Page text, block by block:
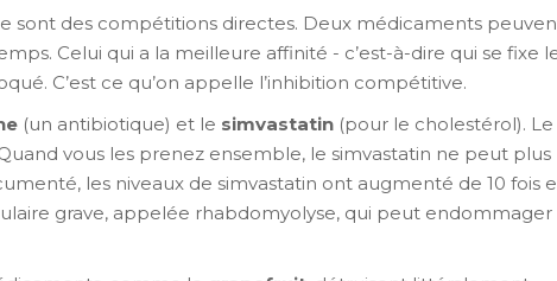
sont des compétitions directes. Deux médicaments
Celui qui a la meilleure affinité - c’est-à-dire qui se fixe
C’est ce qu’on appelle l’inhibition compétitive.
(un antibiotique) et le simvastatin (pour le cholestérol). Le
vous les prenez ensemble, le simvastatin ne peut plus
les niveaux de simvastatin ont augmenté de 10 fois
grave, appelée rhabdomyolyse, qui peut endommager